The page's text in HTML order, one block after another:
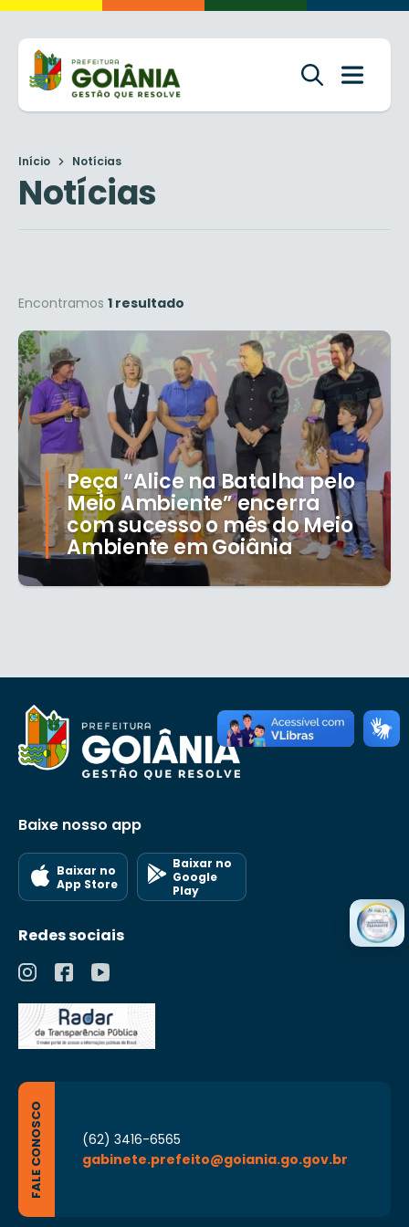
Início Notícias
Notícias
Encontramos 1 resultado
Peça “Alice na Batalha pelo
Meio Ambiente” encerra
com sucesso o mês do Meio
Ambiente em Goiânia
Baixe nosso app
Baixar no
App Store
Baixar no
Google
Play
Redes sociais
FALE CONOSCO
(62) 3416-6565
gabinete.prefeito@goiania.go.gov.br